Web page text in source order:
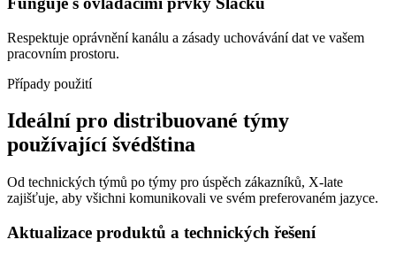
Respektuje oprávnění kanálu a zásady uchovávání dat ve vašem
pracovním prostoru.
Případy použití
Ideální pro distribuované týmy
používající švédština
Od technických týmů po týmy pro úspěch zákazníků, X-late
zajišťuje, aby všichni komunikovali ve svém preferovaném jazyce.
Aktualizace produktů a technických řešení